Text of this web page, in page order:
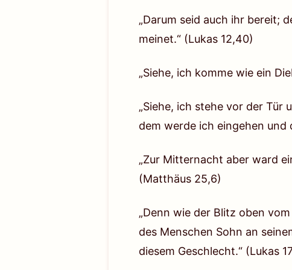
Erinnerungen und Mahnungen
Seinen Händen hält, die Er
wird. Diese Katastrophe ist nicht
Antwort folgt, welchen Zorn wird
erlebt oder gehört wurde,
Mal und auch das letzte Mal.
Erlösung der Menschheit verstehen.
Die letzten Tage sind gekommen
treten Hungersnöte, Seuchen,
„Darum seid auch ihr bereit;
meinet.“ (Lukas 12,40)
„Siehe, ich komme wie ein
„Siehe, ich stehe vor der Tür
dem werde ich eingehen und
„Zur Mitternacht aber ward
(Matthäus 25,6)
„Denn wie der Blitz oben
des Menschen Sohn an
diesem Geschlecht.“ (Lukas